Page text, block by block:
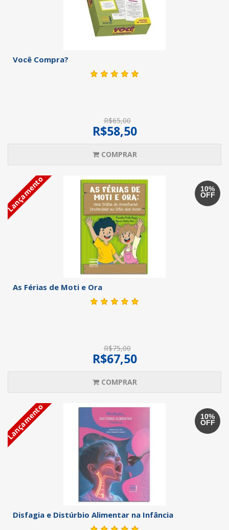
Você Compra?
R$65,00
R$58,50
COMPRAR
10%
OFF
Lançamento
As Férias de Moti e Ora
R$75,00
R$67,50
COMPRAR
10%
OFF
Lançamento
Disfagia e Distúrbio Alimentar na Infância